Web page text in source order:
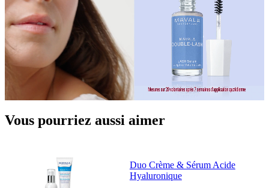
Vous pourriez aussi aimer
Duo Crème & Sérum Acide
Hyaluronique